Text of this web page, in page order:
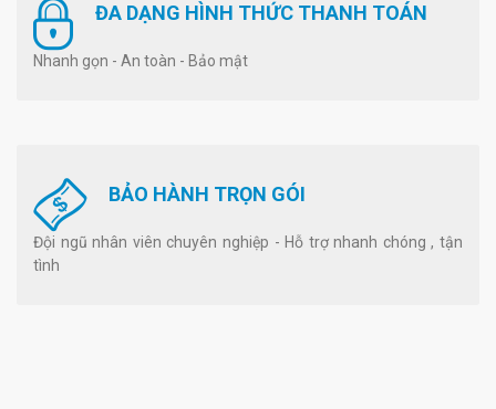
ĐA DẠNG HÌNH THỨC THANH TOÁN
Nhanh gọn - An toàn - Bảo mật
BẢO HÀNH TRỌN GÓI
Đội ngũ nhân viên chuyên nghiệp - Hỗ trợ nhanh chóng , tận
tình